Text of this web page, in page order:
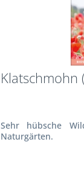
Klatschmohn
Sehr hübsche
Naturgärten.